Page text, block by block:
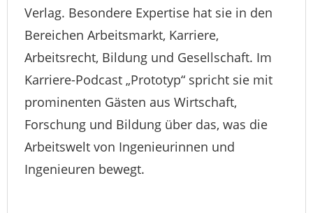
Verlag. Besondere Expertise hat sie in den
Bereichen Arbeitsmarkt, Karriere,
Arbeitsrecht, Bildung und Gesellschaft. Im
Karriere-Podcast „Prototyp“ spricht sie mit
prominenten Gästen aus Wirtschaft,
Forschung und Bildung über das, was die
Arbeitswelt von Ingenieurinnen und
Ingenieuren bewegt.